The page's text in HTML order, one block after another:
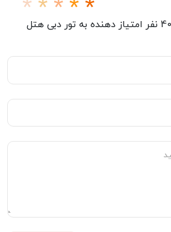
40 نفر امتیاز دهنده به تور دبی هتل